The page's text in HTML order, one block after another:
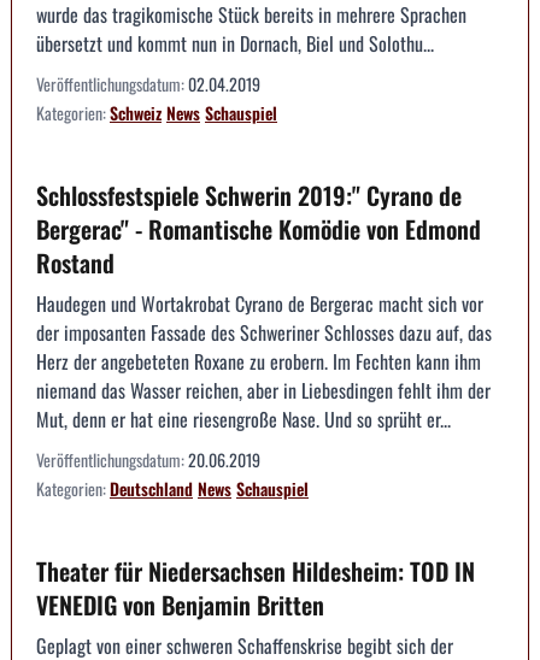
wurde das tragikomische Stück bereits in mehrere Sprachen
übersetzt und kommt nun in Dornach, Biel und Solothu...
Veröffentlichungsdatum:02.04.2019
Kategorien:SchweizNewsSchauspiel
Schlossfestspiele Schwerin 2019:" Cyrano de
Bergerac" - Romantische Komödie von Edmond
Rostand
Haudegen und Wortakrobat Cyrano de Bergerac macht sich vor
der imposanten Fassade des Schweriner Schlosses dazu auf, das
Herz der angebeteten Roxane zu erobern. Im Fechten kann ihm
niemand das Wasser reichen, aber in Liebesdingen fehlt ihm der
Mut, denn er hat eine riesengroße Nase. Und so sprüht er...
Veröffentlichungsdatum:20.06.2019
Kategorien:DeutschlandNewsSchauspiel
Theater für Niedersachsen Hildesheim: TOD IN
VENEDIG von Benjamin Britten
Geplagt von einer schweren Schaffenskrise begibt sich der